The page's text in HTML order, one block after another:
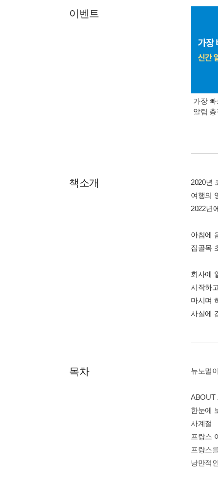
이벤트
가장
알림
책소개
2020년
여행의
2022년
아침에
집골목
회사에
시작하
마시며
사실에
목차 뉴노멀
ABOUT
한눈에
사계절
프랑스
프랑스
낭만적